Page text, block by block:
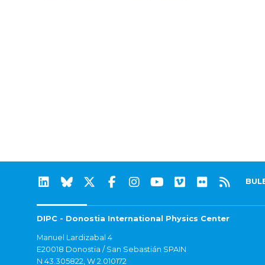
DIPC - Donostia International Physics Center
Manuel Lardizabal 4
E20018 Donostia / San Sebastián SPAIN
N 43.305822, W 2.010172